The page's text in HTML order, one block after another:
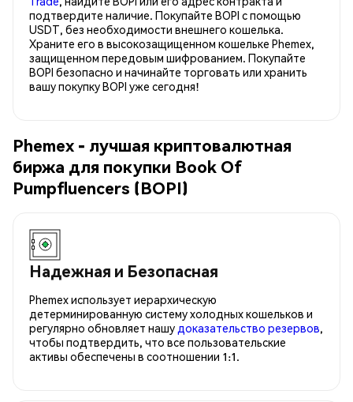
подтвердите наличие. Покупайте BOPI с помощью
USDT, без необходимости внешнего кошелька.
Храните его в высокозащищенном кошельке Phemex,
защищенном передовым шифрованием. Покупайте
BOPI безопасно и начинайте торговать или хранить
вашу покупку BOPI уже сегодня!
Phemex - лучшая криптовалютная
биржа для покупки Book Of
Pumpfluencers (BOPI)
Надежная и Безопасная
Phemex использует иерархическую
детерминированную систему холодных кошельков и
регулярно обновляет нашу доказательство резервов,
чтобы подтвердить, что все пользовательские
активы обеспечены в соотношении 1:1.